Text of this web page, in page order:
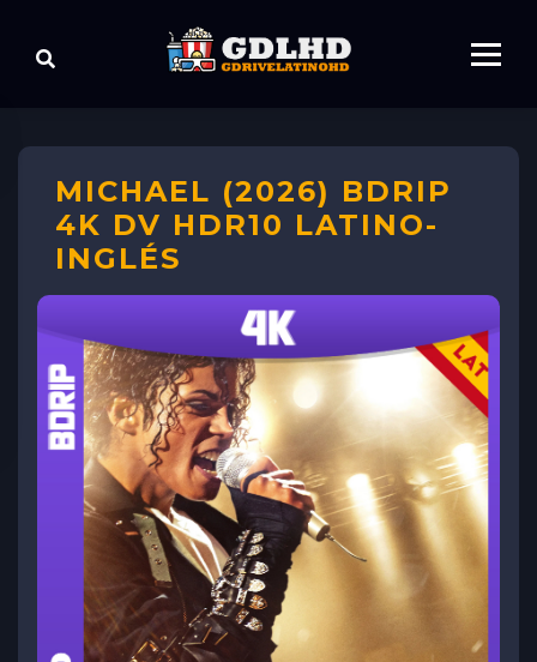
MICHAEL (2026) BDRIP
4K DV HDR10 LATINO-
INGLÉS